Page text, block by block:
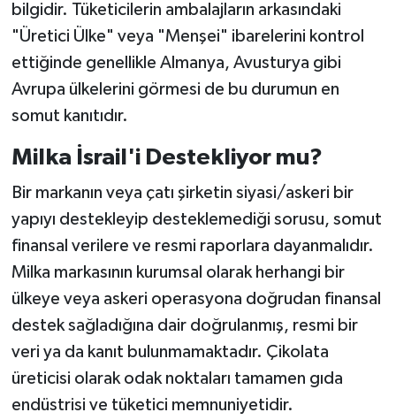
bilgidir. Tüketicilerin ambalajların arkasındaki
"Üretici Ülke" veya "Menşei" ibarelerini kontrol
ettiğinde genellikle Almanya, Avusturya gibi
Avrupa ülkelerini görmesi de bu durumun en
somut kanıtıdır.
Milka İsrail'i Destekliyor mu?
Bir markanın veya çatı şirketin siyasi/askeri bir
yapıyı destekleyip desteklemediği sorusu, somut
finansal verilere ve resmi raporlara dayanmalıdır.
Milka markasının kurumsal olarak herhangi bir
ülkeye veya askeri operasyona doğrudan finansal
destek sağladığına dair doğrulanmış, resmi bir
veri ya da kanıt bulunmamaktadır. Çikolata
üreticisi olarak odak noktaları tamamen gıda
endüstrisi ve tüketici memnuniyetidir.